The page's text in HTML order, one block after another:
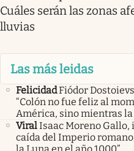
Cuáles serán las zonas
lluvias
Las más leidas
FelicidadFiódor
“Colón no fue feliz al
América, sino mientras la
ViralIsaac Moreno Gallo,
caída del Imperio